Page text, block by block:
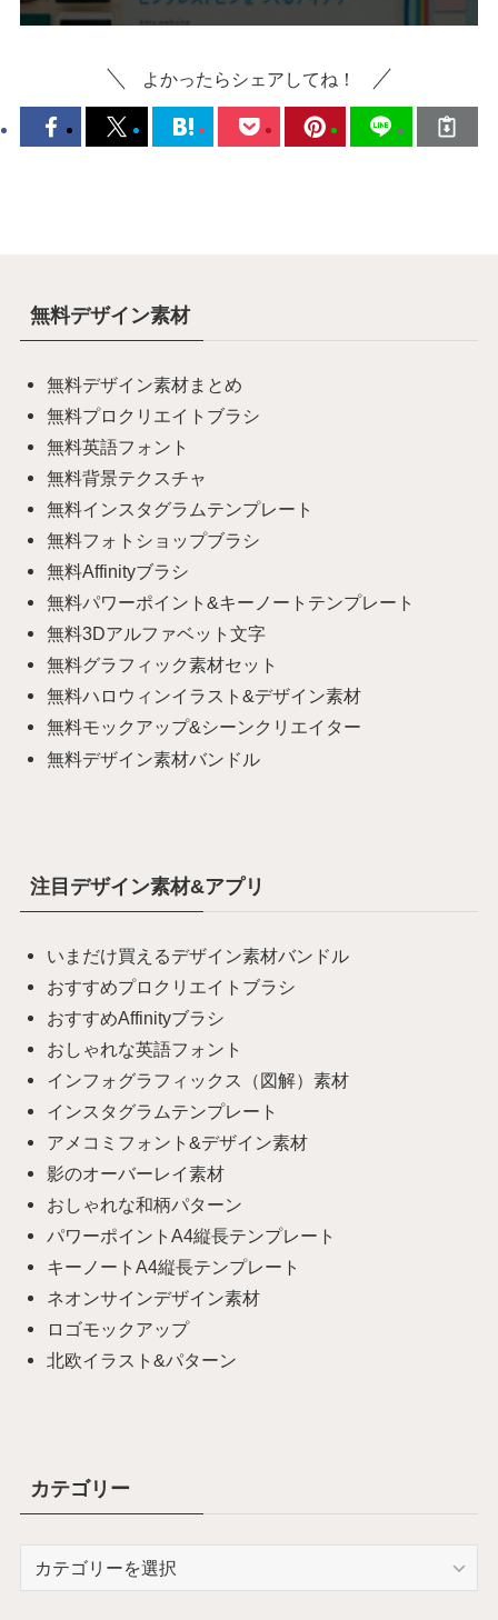
よかったらシェアしてね！
無料デザイン素材
無料デザイン素材まとめ
無料プロクリエイトブラシ
無料英語フォント
無料背景テクスチャ
無料インスタグラムテンプレート
無料フォトショップブラシ
無料Affinityブラシ
無料パワーポイント&キーノートテンプレート
無料3Dアルファベット文字
無料グラフィック素材セット
無料ハロウィンイラスト&デザイン素材
無料モックアップ&シーンクリエイター
無料デザイン素材バンドル
注目デザイン素材&アプリ
いまだけ買えるデザイン素材バンドル
おすすめプロクリエイトブラシ
おすすめAffinityブラシ
おしゃれな英語フォント
インフォグラフィックス（図解）素材
インスタグラムテンプレート
アメコミフォント&デザイン素材
影のオーバーレイ素材
おしゃれな和柄パターン
パワーポイントA4縦長テンプレート
キーノートA4縦長テンプレート
ネオンサインデザイン素材
ロゴモックアップ
北欧イラスト&パターン
カテゴリー